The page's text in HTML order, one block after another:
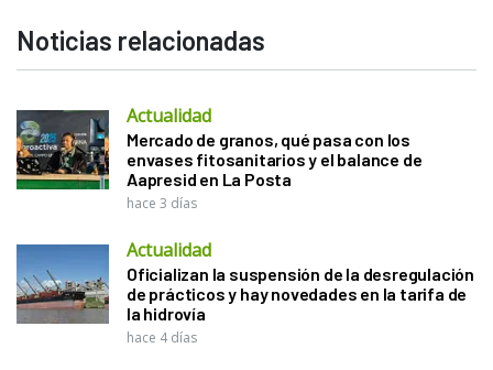
Noticias relacionadas
Actualidad
Mercado de granos, qué pasa con los
envases fitosanitarios y el balance de
Aapresid en La Posta
hace 3 días
Actualidad
Oficializan la suspensión de la desregulación
de prácticos y hay novedades en la tarifa de
la hidrovía
hace 4 días